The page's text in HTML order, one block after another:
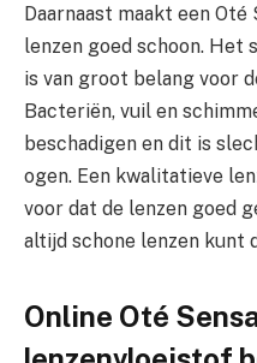
Daarnaast maakt een
lenzen goed schoon. Het
is van groot belang voor
Bacteriën, vuil en
beschadigen en dit is
ogen. Een kwalitatieve
voor dat de lenzen goed
altijd schone lenzen kunt
Online Oté